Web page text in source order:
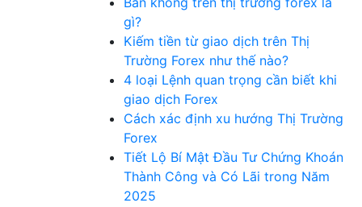
gì?
Kiếm tiền từ giao dịch trên Thị
Trường Forex như thế nào?
4 loại Lệnh quan trọng cần biết khi
giao dịch Forex
Cách xác định xu hướng Thị Trường
Forex
Tiết Lộ Bí Mật Đầu Tư Chứng Khoán
Thành Công và Có Lãi trong Năm
2025